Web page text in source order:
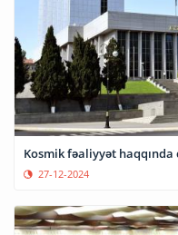
Kosmik fəaliyyət
27-12-2024